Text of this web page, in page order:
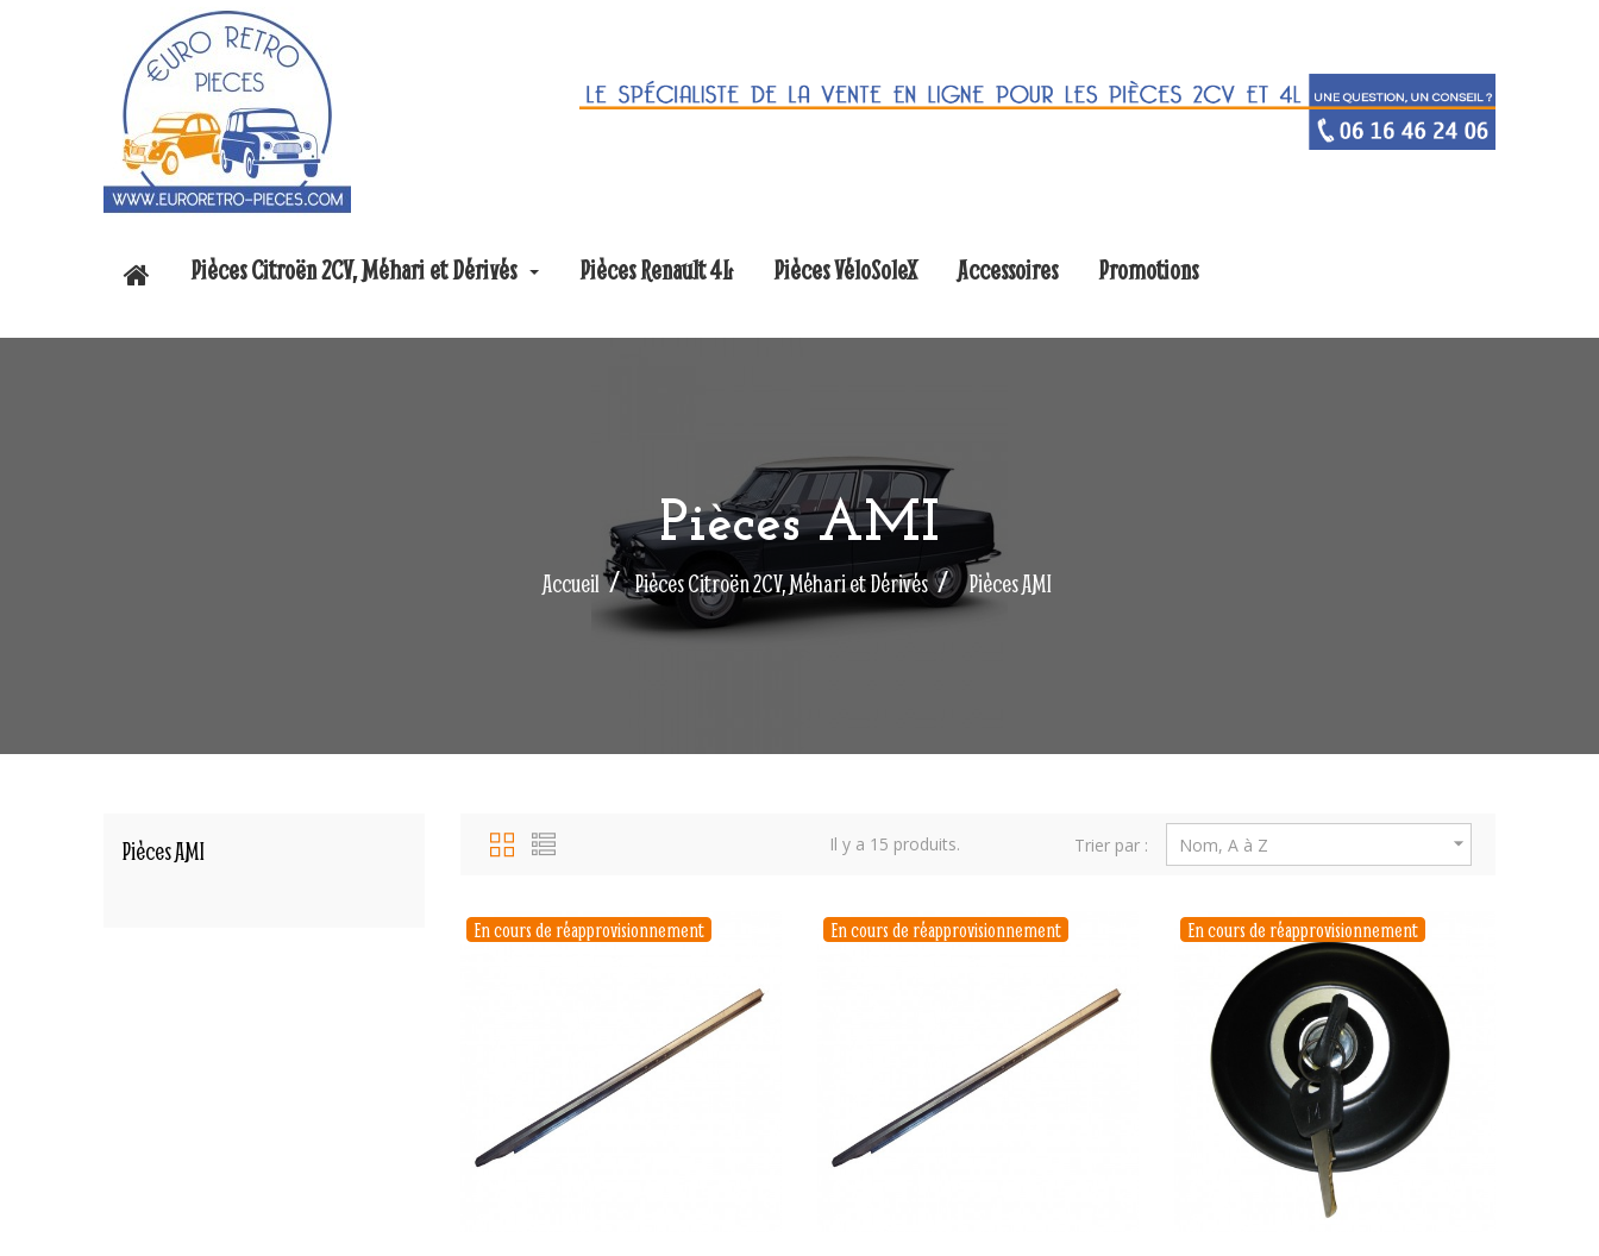
Pièces Citroën 2CV, Méhari et Dérivés Pièces Renault 4L Pièces VéloSoleX Accessoires Promotions
Pièces AMI
Accueil Pièces Citroën 2CV, Méhari et Dérivés Pièces AMI
Pièces AMI Il y a 15 produits. Trier par : Nom, A à Z 
En cours de réapprovisionnement En cours de réapprovisionnement En cours de réapprovisionnement